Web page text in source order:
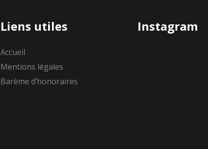
Liens utiles
Accueil
Mentions légales
Barème d’honoraires
Instagram